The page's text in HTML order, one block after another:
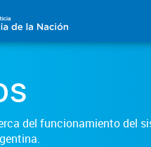
del funcionamiento del